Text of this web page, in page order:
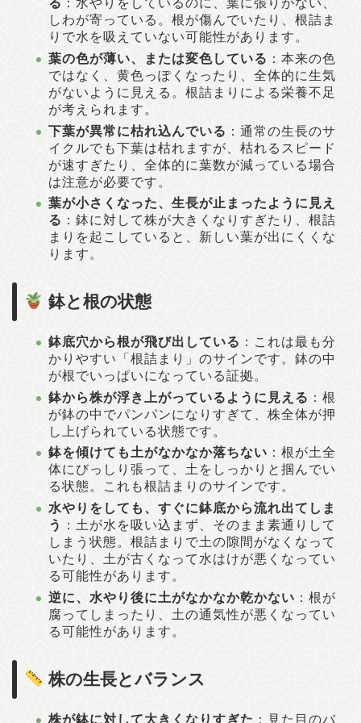
る ：水やりをしているのに、葉に張りがない、
しわが寄っている。根が傷んでいたり、根詰ま
りで水を吸えていない可能性があります。
葉の色が薄い、または変色している ：本来の色
ではなく、黄色っぽくなったり、全体的に生気
がないように見える。根詰まりによる栄養不足
が考えられます。
下葉が異常に枯れ込んでいる ：通常の生長のサ
イクルでも下葉は枯れますが、枯れるスピード
が速すぎたり、全体的に葉数が減っている場合
は注意が必要です。
葉が小さくなった、生長が止まったように見え
る ：鉢に対して株が大きくなりすぎたり、根詰
まりを起こしていると、新しい葉が出にくくな
ります。
鉢と根の状態
鉢底穴から根が飛び出している ：これは最も分
かりやすい「根詰まり」のサインです。鉢の中
が根でいっぱいになっている証拠。
鉢から株が浮き上がっているように見える ：根
が鉢の中でパンパンになりすぎて、株全体が押
し上げられている状態です。
鉢を傾けても土がなかなか落ちない ：根が土全
体にびっしり張って、土をしっかりと掴んでい
る状態。これも根詰まりのサインです。
水やりをしても、すぐに鉢底から流れ出てしま
う
：土が水を吸い込まず、そのまま素通りして
しまう状態。根詰まりで土の隙間がなくなって
いたり、土が古くなって水はけが悪くなってい
る可能性があります。
逆に、水やり後に土がなかなか乾かない ：根が
腐ってしまったり、土の通気性が悪くなってい
る可能性があります。
株の生長とバランス
株が鉢に対して大きくなりすぎた ：見た目のバ